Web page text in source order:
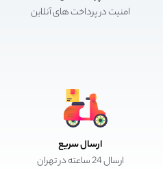
امنیت در پرداخت های آنلاین
ارسال سریع
ارسال 24 ساعته در تهران